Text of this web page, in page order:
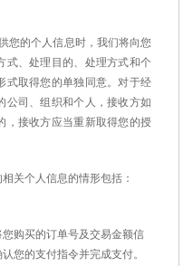
您的个人信息时，我们将向您
式、处理目的、处理方式和个
式取得您的单独同意。对于经
公司、组织和个人，接收方如
，接收方应当重新取得您的授
关个人信息的情形包括：
购买的订单号及交易金额信
您的支付指令并完成支付。